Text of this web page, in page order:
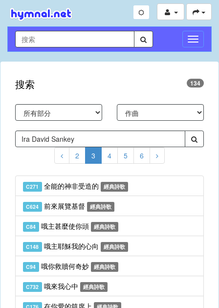
切
換
導
搜索 134
2 3 4 5 6
C271 全能的神非受造的 經典詩歌
C624 前來展覽基督 經典詩歌
C84 哦主甚麼使你頭 經典詩歌
C148 哦主耶穌我的心向 經典詩歌
C94 哦你救贖何奇妙 經典詩歌
C732 哦來我心中 經典詩歌
在你愛的筵席上